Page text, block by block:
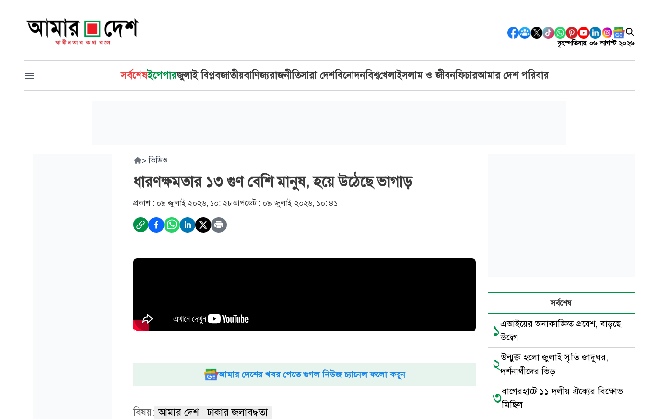
বৃহস্পতিবার, ০৬ আগস্ট ২০২৬
সর্বশেষইপেপারজুলাই বিপ্লবজাতীয়বাণিজ্যরাজনীতিসারা দেশবিনোদনবিশ্বখেলাইসলাম ও জীবনফিচারআমার দেশ পরিবার
> ভিডিও
ধারণক্ষমতার ১৩ গুণ বেশি মানুষ, হয়ে উঠেছে ভাগাড়
প্রকাশ : ০৯ জুলাই ২০২৬, ১০: ২৮আপডেট : ০৯ জুলাই ২০২৬, ১০: ৪১
আমার দেশের খবর পেতে গুগল নিউজ চ্যানেল ফলো করুন
বিষয়: আমার দেশ ঢাকার জলাবদ্ধতা
সর্বশেষ
১এআইয়ের অনাকাঙ্ক্ষিত প্রবেশ, বাড়ছে
উদ্বেগ
২উন্মুক্ত হলো জুলাই স্মৃতি জাদুঘর,
দর্শনার্থীদের ভিড়
৩বাগেরহাটে ১১ দলীয় ঐক্যের বিক্ষোভ
মিছিল